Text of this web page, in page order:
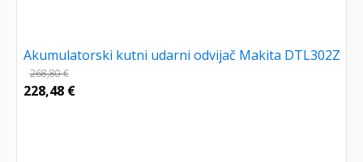
Akumulatorski kutni udarni odvijač Makita DTL302Z
268,80€
228,48 €